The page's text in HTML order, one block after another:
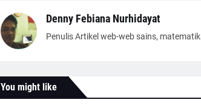
Denny Febiana Nurhidayat
Penulis Artikel web-web sains,
You might like